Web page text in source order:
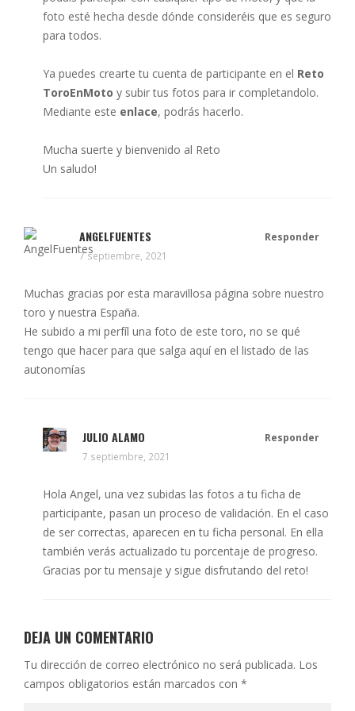
foto esté hecha desde dónde consideréis que es seguro
para todos.
Ya puedes crearte tu cuenta de participante en el Reto
ToroEnMoto y subir tus fotos para ir completandolo.
Mediante este enlace, podrás hacerlo.
Mucha suerte y bienvenido al Reto
Un saludo!
ANGELFUENTES
7 septiembre, 2021
Responder
Muchas gracias por esta maravillosa página sobre nuestro
toro y nuestra España.
He subido a mi perfíl una foto de este toro, no se qué
tengo que hacer para que salga aquí en el listado de las
autonomías
JULIO ALAMO
7 septiembre, 2021
Responder
Hola Angel, una vez subidas las fotos a tu ficha de
participante, pasan un proceso de validación. En el caso
de ser correctas, aparecen en tu ficha personal. En ella
también verás actualizado tu porcentaje de progreso.
Gracias por tu mensaje y sigue disfrutando del reto!
DEJA UN COMENTARIO
Tu dirección de correo electrónico no será publicada. Los
campos obligatorios están marcados con *